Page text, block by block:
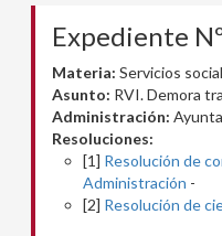
Expediente
Materia: Servicios
Asunto: RVI. Demora
Administración:
Resoluciones:
[1] Resolución de
Administración -
[2] Resolución de